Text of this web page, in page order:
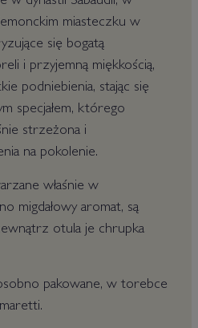
miasteczku w
się bogatą
i przyjemną miękkością,
podniebienia, stając się
specjałem, którego
strzeżona i
na pokolenie.
właśnie w
migdałowy aromat, są
otula je chrupka
pakowane, w torebce